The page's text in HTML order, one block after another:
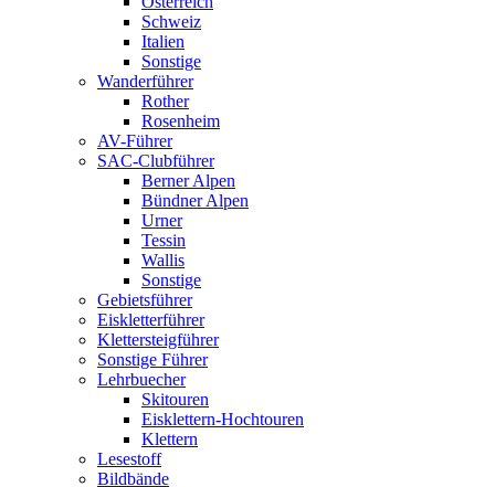
Schweiz
Italien
Sonstige
Wanderführer
Rother
Rosenheim
AV-Führer
SAC-Clubführer
Berner Alpen
Bündner Alpen
Urner
Tessin
Wallis
Sonstige
Gebietsführer
Eiskletterführer
Klettersteigführer
Sonstige Führer
Lehrbuecher
Skitouren
Eisklettern-Hochtouren
Klettern
Lesestoff
Bildbände